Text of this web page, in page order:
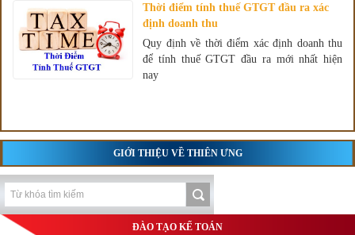
Thời điểm tính thuế GTGT đầu ra xác
định doanh thu
Quy định về thời điểm xác định doanh thu
để tính thuế GTGT đầu ra mới nhất hiện
nay
GIỚI THIỆU VỀ THIÊN ƯNG
ĐÀO TẠO KẾ TOÁN